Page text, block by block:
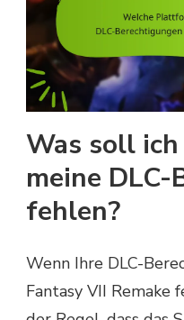
Was soll
meine
fehlen?
Wenn Ihre DLC-
Fantasy VII Remake